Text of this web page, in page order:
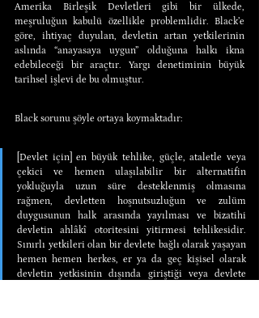
Amerika Birleşik Devletleri gibi bir ülkede,
meşruluğun kabulü özellikle problemlidir. Black’e
göre, ihtiyaç duyulan, devletin artan yetkilerinin
aslında “anayasaya uygun” olduğuna halkı ikna
edebileceği bir araçtır. Yargı denetiminin büyük
tarihsel işlevi de bu olmuştur.
Black sorunu şöyle ortaya koymaktadır:
[Devlet için] en büyük tehlike, güçle, ataletle veya
çekici ve hemen ulaşılabilir bir alternatifin
yokluğuyla uzun süre desteklenmiş olmasına
rağmen, devletten hoşnutsuzluğun ve zulüm
duygusunun halk arasında yayılması ve bizatihi
devletin ahlâkî otoritesini yitirmesi tehlikesidir.
Sınırlı yetkileri olan bir devlete bağlı olarak yaşayan
hemen hemen herkes, er ya da geç kişisel olarak
devletin yetkisinin dışında giriştiği veya devlete